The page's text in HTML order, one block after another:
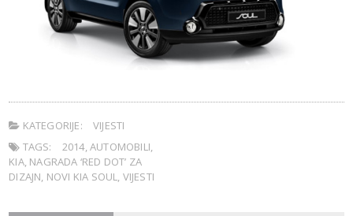
KATEGORIJE:
VIJESTI
TAGS:
2014, AUTOMOBILI
KIA, NAGRADA ‘RED DOT’ ZA
DIZAJN NOVI KIA SOUL VIJESTI